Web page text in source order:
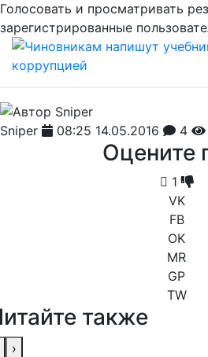
Голосовать и просматривать
зарегистрированные
Sniper 08:25 14.05.2016 4
Оцените
1
VK
FB
OK
MR
GP
TW
также
›